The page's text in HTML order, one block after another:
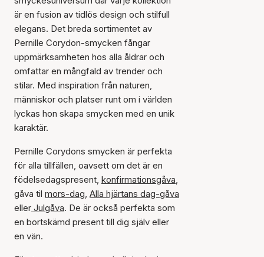
är en fusion av tidlös design och stilfull
elegans. Det breda sortimentet av
Pernille Corydon-smycken fångar
uppmärksamheten hos alla åldrar och
omfattar en mångfald av trender och
stilar. Med inspiration från naturen,
människor och platser runt om i världen
lyckas hon skapa smycken med en unik
karaktär.
Pernille Corydons smycken är perfekta
för alla tillfällen, oavsett om det är en
födelsedagspresent, konfirmationsgåva,
gåva til mors-dag, Alla hjärtans dag-gåva
eller Julgåva. De är också perfekta som
en bortskämd present till dig själv eller
en vän.